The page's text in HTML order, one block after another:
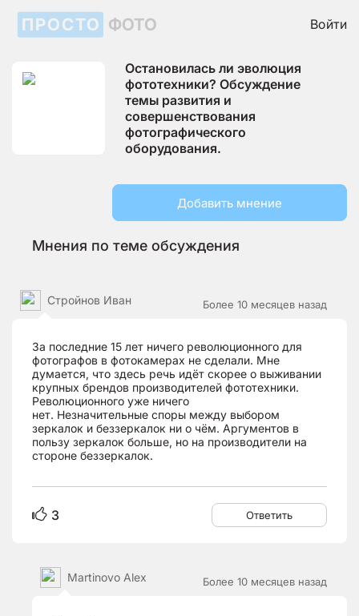
ПРОСТО ФОТО Войти
Остановилась ли эволюция
фототехники? Обсуждение
темы развития и
совершенствования
фотографического
оборудования.
Добавить мнение
Мнения по теме обсуждения
Более 10 месяцев назад
Стройнов Иван
За последние 15 лет ничего революционного для
фотографов в фотокамерах не сделали. Мне
думается, что здесь речь идёт скорее о выживании
крупных брендов производителей фототехники.
Революционного уже ничего
нет. Незначительные споры между выбором
зеркалок и беззеркалок ни о чём. Аргументов в
пользу зеркалок больше, но на производители на
стороне беззеркалок.
3 Ответить
Более 10 месяцев назад
Martinovo Alex